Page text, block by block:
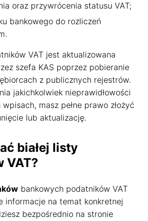
oraz przywrócenia statusu VAT;
bankowego do rozliczeń
VAT jest aktualizowana
szefa KAS poprzez pobieranie
z publicznych rejestrów.
jakichkolwiek nieprawidłowości
masz pełne prawo złożyć
lub aktualizację.
białej listy
VAT?
bankowych podatników VAT
informacje na temat konkretnej
bezpośrednio na stronie